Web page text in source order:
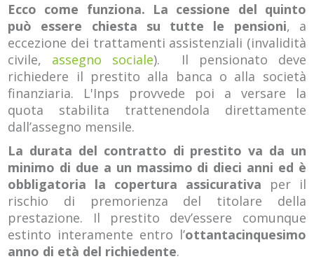
Ecco come funziona. La cessione del quinto
può essere chiesta su tutte le pensioni, a
eccezione dei trattamenti assistenziali (invalidità
civile, assegno sociale). Il pensionato deve
richiedere il prestito alla banca o alla società
finanziaria. L'Inps provvede poi a versare la
quota stabilita trattenendola direttamente
dall’assegno mensile.
La durata del contratto di prestito va da un
minimo di due a un massimo di dieci anni ed è
obbligatoria la copertura assicurativa per il
rischio di premorienza del titolare della
prestazione. Il prestito dev’essere comunque
estinto interamente entro l’ottantacinquesimo
anno di età del richiedente.